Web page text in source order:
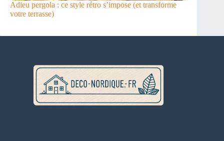
Adieu pergola : ce style rétro s’impose (et transforme
votre terrasse)